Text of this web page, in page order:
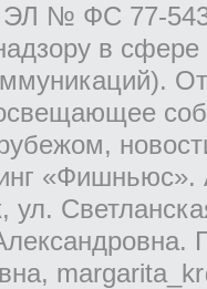
ЭЛ № ФС 77-
в
«Фишньюс».
ул.